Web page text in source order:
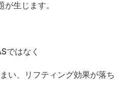
生じます。
ではなく
い、リフティング効果が落ち